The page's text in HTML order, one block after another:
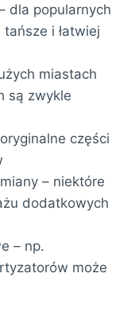
dla popularnych
i łatwiej
miastach
są zwykle
części
– niektóre
dodatkowych
– np.
może